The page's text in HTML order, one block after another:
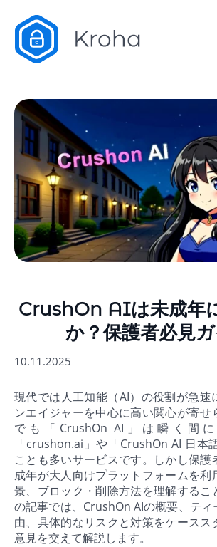
CrushOn AIは未成年
か？保護者必見
10.11.2025
現代では人工知能（AI）の役割が急速
ンエイジャーを中心に高い関心が寄せ
でも「CrushOn AI」は瞬く間
「crushon.ai」や「CrushOn AI 日本
ことも多いサービスです。しかし保護
成年が大人向けプラットフォームを利
景、ブロック・削除方法を理解するこ
の記事では、CrushOn AIの概要、ティ
由、具体的なリスクと対策をケースス
意見を交えて解説します。